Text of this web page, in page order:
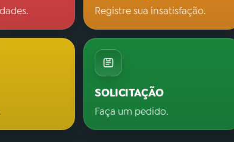
Registre sua insatisfação.
SOLICITAÇÃO
Faça um pedido.